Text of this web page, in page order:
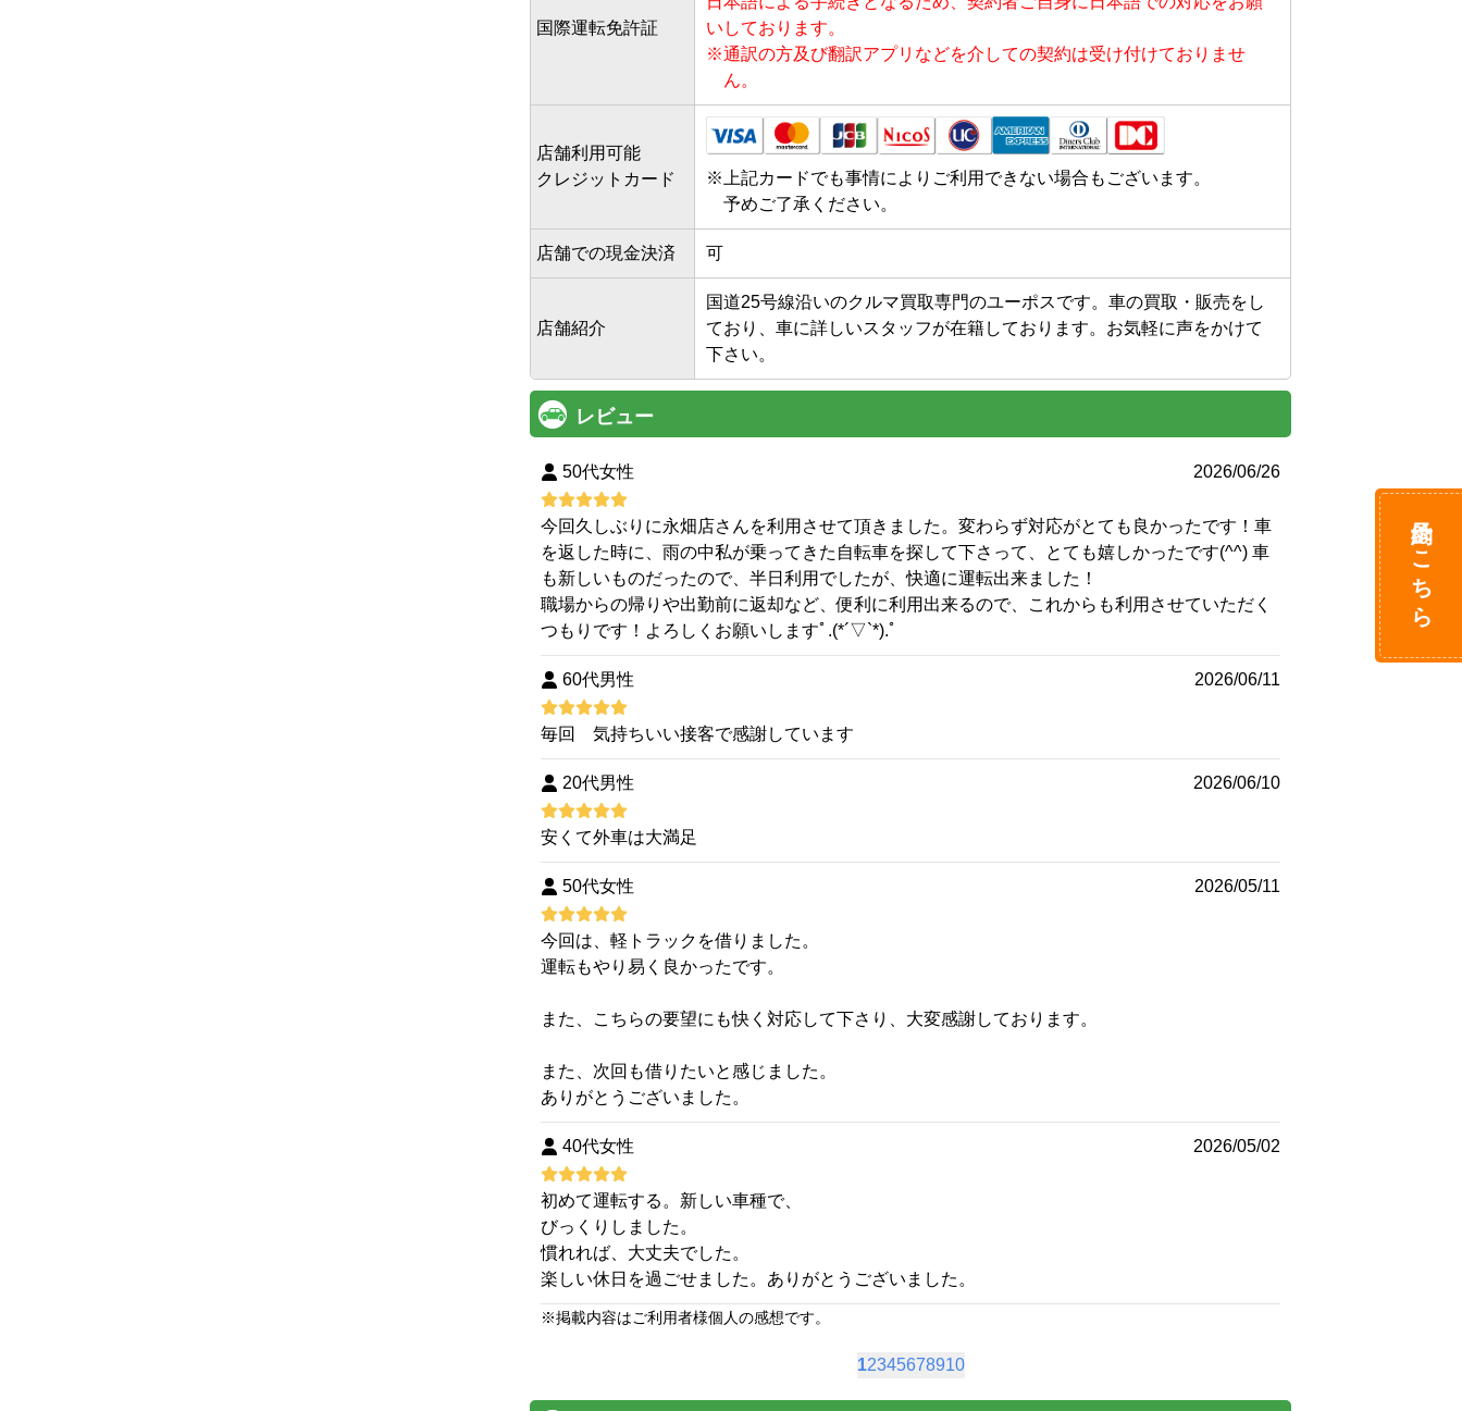
国際運転免許証
いしております。
※通訳の方及び翻訳アプリなどを介しての契約は受け付けておりませ
ん。
店舗利用可能
クレジットカード
※ 上記カードでも事情によりご利用できない場合もございます。
予めご了承ください。
店舗での現金決済 可
店舗紹介
国道25号線沿いのクルマ買取専門のユーポスです。車の買取・販売をし
ており、車に詳しいスタッフが在籍しております。お気軽に声をかけて
下さい。
レビュー
50代女性 2026/06/26
今回久しぶりに永畑店さんを利用させて頂きました。変わらず対応がとても良かったです！車
を返した時に、雨の中私が乗ってきた自転車を探して下さって、とても嬉しかったです(^^) 車
も新しいものだったので、半日利用でしたが、快適に運転出来ました！
職場からの帰りや出勤前に返却など、便利に利用出来るので、これからも利用させていただく
つもりです！よろしくお願いしますﾟ.(*´▽`*).ﾟ
60代男性 2026/06/11
毎回 気持ちいい接客で感謝しています
20代男性 2026/06/10
安くて外車は大満足
50代女性 2026/05/11
今回は、軽トラックを借りました。
運転もやり易く良かったです。
また、こちらの要望にも快く対応して下さり、大変感謝しております。
また、次回も借りたいと感じました。
ありがとうございました。
40代女性 2026/05/02
初めて運転する。新しい車種で、
びっくりしました。
慣れれば、大丈夫でした。
楽しい休日を過ごせました。ありがとうございました。
※掲載内容はご利用者様個人の感想です。
12345678910
予約はこちら